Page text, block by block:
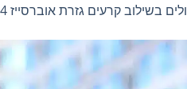
בשילוב קרעים גזרת אוברסייז 124